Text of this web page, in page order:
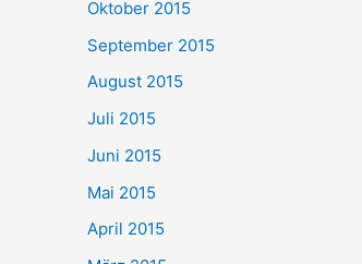
Oktober 2015
September 2015
August 2015
Juli 2015
Juni 2015
Mai 2015
April 2015